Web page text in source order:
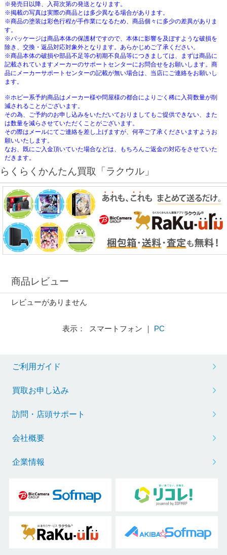
※発売日以降、入荷次第の発送となります。
※掲載の写真は実際の商品とは多少異なる場合があります。
※商品の塗装は彩色行程が手作業になるため、商品個々に多少の差異がありま
す。
※パッケージは商品本体の保護材ですので、本体に影響を及ぼすような破損を
除き、交換・返品対応対象外となります。あらかじめご了承ください。
※商品本体の破損や部品不足等の初期不良品等につきましては、まずは商品に
記載されていますメーカーのサポートセンターにお問合せをお願いします。商
品にメーカーサポートセンターの記載が無い場合は、当店にご連絡をお願いし
ます。
※ホビー系予約商品はメーカー様や問屋様の都合によりごく稀に入荷数量が削
減されることがございます。
その為、ご予約のお申し込みをいただいておりましてもご提供できない、また
は数量を減らさせていただくことがございます。
その際はメールにてご連絡を差し上げますが、何卒ご了承くださいますようお
願いいたします。
なお、既にご入金頂いていた場合などは、もちろんご返金の対応をさせていた
だきます。
らくらくかんたん買取「ラクウル」
商品レビュー
レビューがありません
表示： スマートフォン ｜ PC
ご利用ガイド
買取お申し込み
訪問・店頭サポート
会社概要
企業情報